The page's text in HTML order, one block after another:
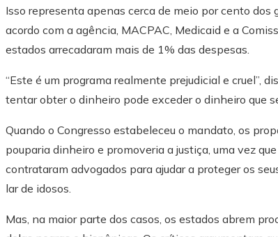
Isso representa apenas cerca de meio por cento dos
acordo com a agência, MACPAC, Medicaid e a
estados arrecadaram mais de 1% das despesas.
“Este é um programa realmente prejudicial e cruel”,
tentar obter o dinheiro pode exceder o dinheiro que
Quando o Congresso estabeleceu o mandato, os
pouparia dinheiro e promoveria a justiça, uma vez
contrataram advogados para ajudar a proteger os
lar de idosos.
Mas, na maior parte dos casos, os estados abrem